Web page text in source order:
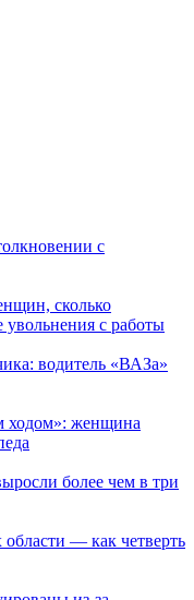
с
сколько
с работы
водитель «ВАЗа»
ходом»: женщина
более чем в три
области — как четверть